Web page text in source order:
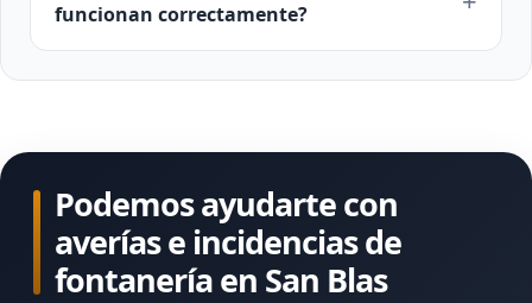
funcionan correctamente?
Podemos ayudarte con
averías e incidencias de
fontanería en San Blas